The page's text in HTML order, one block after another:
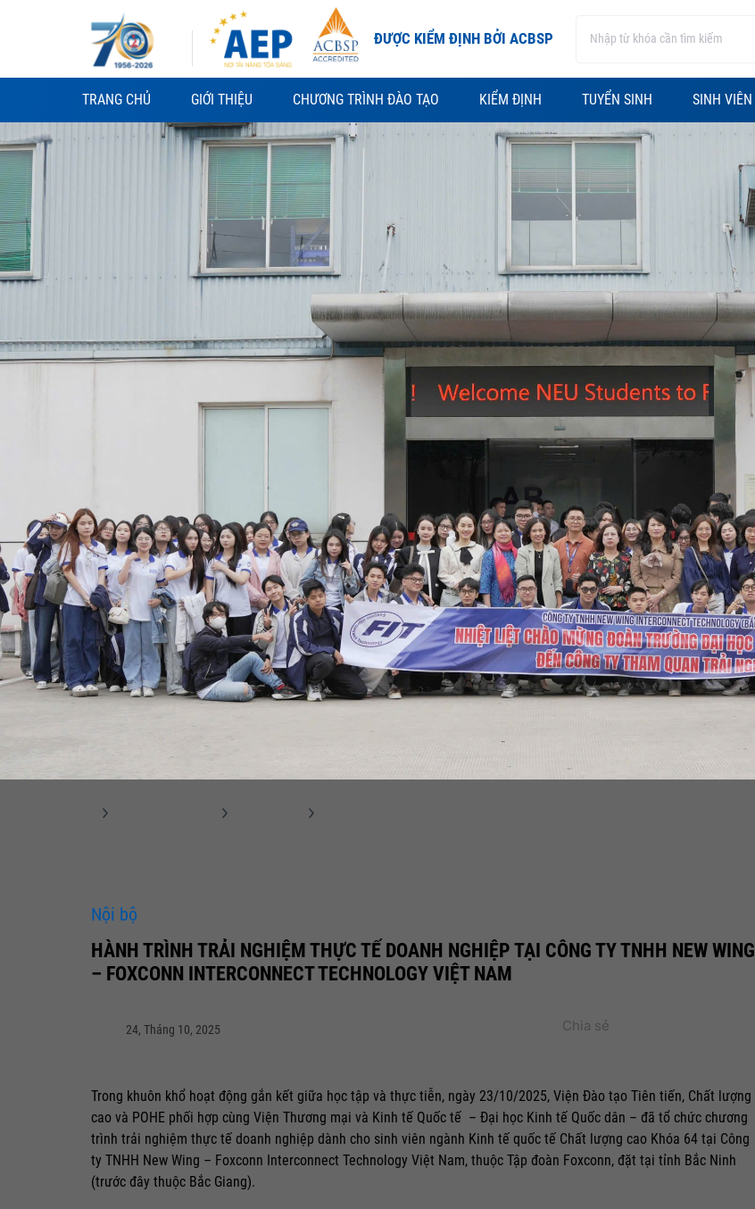
ĐƯỢC KIỂM ĐỊNH BỞI ACBSP
TRANG CHỦ GIỚI THIỆU CHƯƠNG TRÌNH ĐÀO TẠO KIỂM ĐỊNH TUYỂN SINH SINH VIÊN
Nội bộ
HÀNH TRÌNH TRẢI NGHIỆM THỰC TẾ DOANH NGHIỆP TẠI CÔNG TY TNHH NEW WING
– FOXCONN INTERCONNECT TECHNOLOGY VIỆT NAM
24, Tháng 10, 2025 Chia sẻ
Trong khuôn khổ hoạt động gắn kết giữa học tập và thực tiễn, ngày 23/10/2025, Viện Đào tạo Tiên tiến, Chất lượng
cao và POHE phối hợp cùng Viện Thương mại và Kinh tế Quốc tế – Đại học Kinh tế Quốc dân – đã tổ chức chương
trình trải nghiệm thực tế doanh nghiệp dành cho sinh viên ngành Kinh tế quốc tế Chất lượng cao Khóa 64 tại Công
ty TNHH New Wing – Foxconn Interconnect Technology Việt Nam, thuộc Tập đoàn Foxconn, đặt tại tỉnh Bắc Ninh
(trước đây thuộc Bắc Giang).